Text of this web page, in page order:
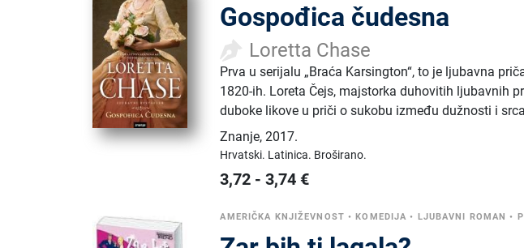
Gospođica čudesna
Loretta Chase
Prva u serijalu „Braća Karsington“, to je ljubavna
1820-ih. Loreta Čejs, majstorka duhovitih ljubavnih
duboke likove u priči o sukobu između dužnosti i
Znanje,2017.
Hrvatski. Latinica. Broširano.
3,72 -3,74 €
AMERIČKA KNJIŽEVNOST •KOMEDIJA • LJUBAVNI ROMAN •